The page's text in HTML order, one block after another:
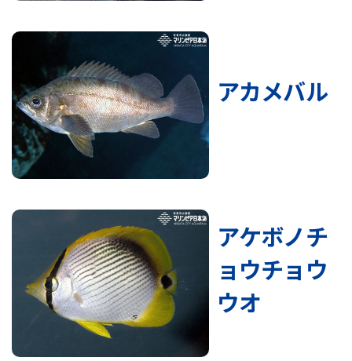
アカメバル
アケボノチ
ョウチョウ
ウオ